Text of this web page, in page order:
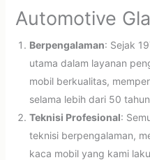
Automotive
Berpengalaman: Sejak
utama dalam layanan
mobil berkualitas,
selama lebih dari 50
Teknisi Profesional:
teknisi berpengalaman,
kaca mobil yang kami